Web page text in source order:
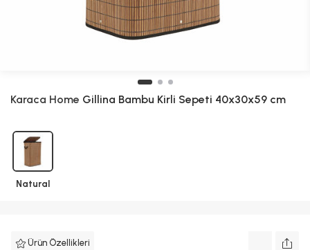
Karaca Home Gillina Bambu Kirli Sepeti 40x30x59 cm
Natural
Ürün Özellikleri